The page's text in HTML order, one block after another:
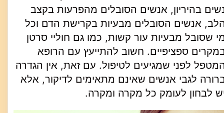
בהיריון, אנשים הסובלים מהפרעות בקצב
אנשים הסובלים מבעיות בקרישת הדם וכל
שסובל מבעיות עור קשות, כמו גם חוליי סרטן
ספציפיים. חשוב להתייעץ עם הרופא
לפני שמגיעים לטיפול. עם זאת, אין הגדרה
לגבי אנשים שאינם מתאימים לדיקור, אלא
לבחון לעומק כל מקרה ומקרה.